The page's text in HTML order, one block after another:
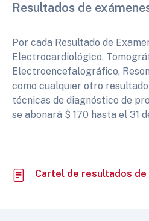
Resultados de
Por cada Resultado de
Electrocardiológico,
Electroencefalográfico,
como cualquier otro
técnicas de diagnóstico de
se abonará $ 170 hasta el 31
Cartel de resultados de